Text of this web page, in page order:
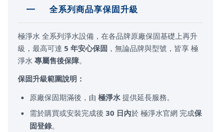
一 全系列商品享保固升級
極淨水 全系列淨水設備，在各品牌原廠保固基礎上再升
級，最高可達 5 年安心保固 ，無論品牌與型號，皆享 極
淨水 專屬售後保障。
保固升級範圍說明：
原廠保固期滿後，由 極淨水 提供延長服務。
需於購買或安裝完成後 30 日內於 極淨水官網 完成保
固登錄。